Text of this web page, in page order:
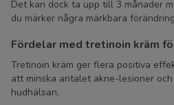
Det kan dock ta upp till 3 månader
du märker några märkbara
Fördelar med tretinoin kräm
Tretinoin kräm ger flera positiva
att minska antalet akne-lesioner
hudhälsan.